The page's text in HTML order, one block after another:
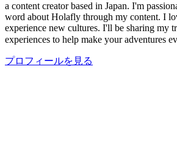
a content creator based in Japan. I'm
word about Holafly through my content. I
experience new cultures. I'll be sharing my
experiences to help make your adventures
プロフィールを見る